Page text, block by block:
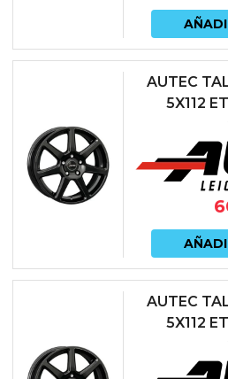
AUTEC
5X112
AUTEC
5X112